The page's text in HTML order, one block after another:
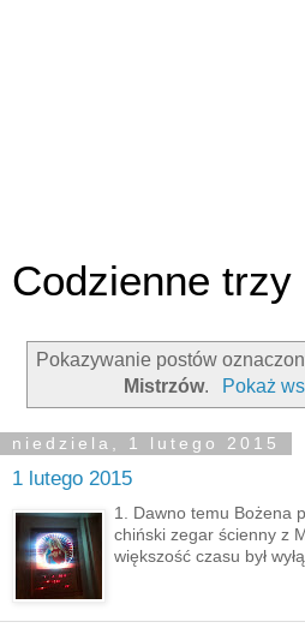
Codzienne trzy
Pokazywanie postów
Mistrzów. Pokaż
niedziela, 1 lutego 2015
1 lutego 2015
1. Dawno temu Bożena
chiński zegar ścienny z
większość czasu był